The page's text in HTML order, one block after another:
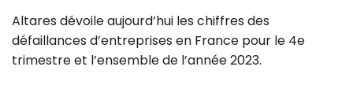
Altares dévoile aujourd’hui les chiffres des
défaillances d’entreprises en France pour le 4e
trimestre et l’ensemble de l’année 2023.